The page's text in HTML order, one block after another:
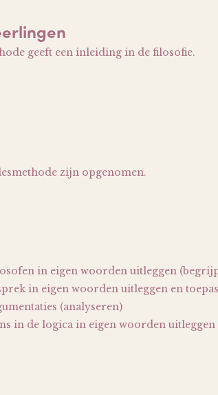
geeft een inleiding in de filosofie.
zijn opgenomen.
in eigen woorden uitleggen
in eigen woorden uitleggen en
(analyseren)
in de logica in eigen woorden